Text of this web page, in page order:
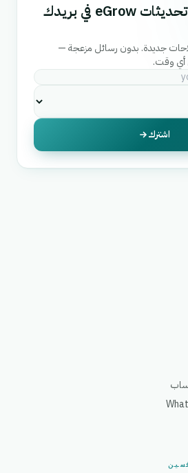
احصل على آخر تحديثات eGrow في بريدك
جديدة. بدون رسائل مزعجة —
أي وقت.
اشترك